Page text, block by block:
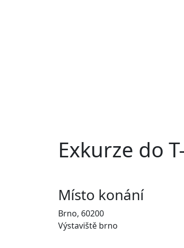
Exkurze do
Místo konání
Brno, 60200
Výstaviště brno